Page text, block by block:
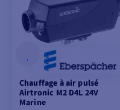
Chauffage à air pulsé
Airtronic M2 D4L 24V
Marine